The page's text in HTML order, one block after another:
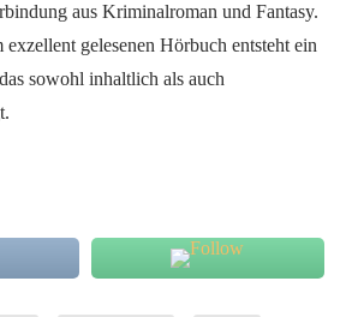
aus Kriminalroman und Fantasy.
gelesenen Hörbuch entsteht ein
sowohl inhaltlich als auch